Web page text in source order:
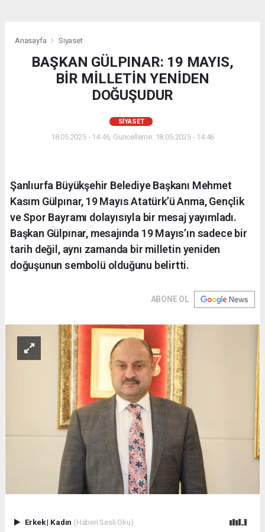
Anasayfa Siyaset
BAŞKAN GÜLPINAR: 19 MAYIS,
BİR MİLLETİN YENİDEN
DOĞUŞUDUR
SIYASET
18.05.2025 - 14:46, Güncelleme: 18.05.2025 - 14:46
Şanlıurfa Büyükşehir Belediye Başkanı Mehmet
Kasım Gülpınar, 19 Mayıs Atatürk’ü Anma, Gençlik
ve Spor Bayramı dolayısıyla bir mesaj yayımladı.
Başkan Gülpınar, mesajında 19 Mayıs’ın sadece bir
tarih değil, aynı zamanda bir milletin yeniden
doğuşunun sembolü olduğunu belirtti.
ABONE OL
Erkek| Kadın (Haberi Sesli Oku)